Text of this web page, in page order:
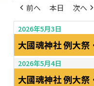
前へ 本日 次へ
2026年5月3日
大國魂神社 例大祭
2026年5月4日
大國魂神社 例大祭